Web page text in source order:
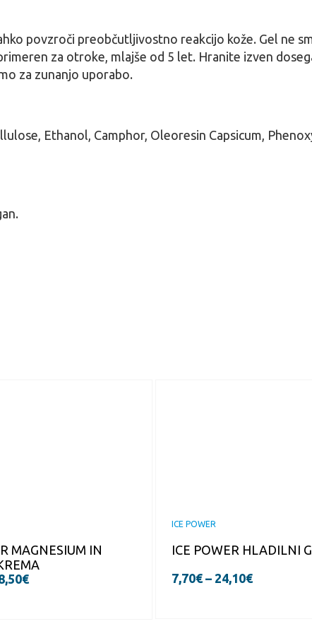
povzroči preobčutljivostno reakcijo kože. Gel ne
za otroke, mlajše od 5 let. Hranite izven
za zunanjo uporabo.
Ethanol, Camphor, Oleoresin Capsicum,
MAGNESIUM IN
€
ICE POWER
ICE POWER HLADILNI
7,70€ – 24,10€